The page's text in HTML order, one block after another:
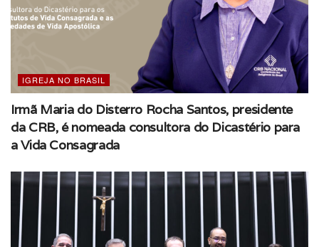
Conteúdo: CNBB
IGREJA NO BRASIL
Irmã Maria do Disterro Rocha Santos, presidente
da CRB, é nomeada consultora do Dicastério para
a Vida Consagrada